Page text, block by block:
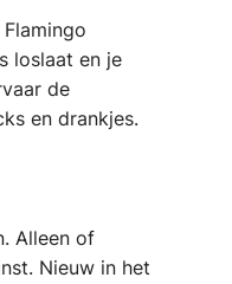
loslaat en je
de
en drankjes.
Alleen of
Nieuw in het